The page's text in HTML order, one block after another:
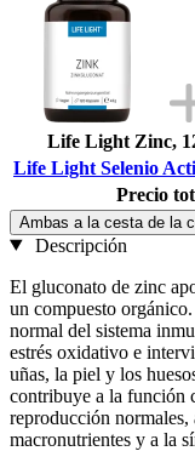
Life Light Zinc,
Life Light Selenio
Precio
Ambas a la cesta de la
Descripción
El gluconato de zinc
un compuesto
normal del sistema
estrés oxidativo e
uñas, la piel y los
contribuye a la función
reproducción
macronutrientes y a la